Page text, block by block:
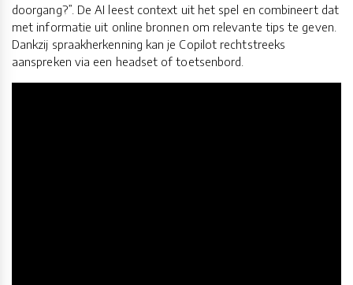
doorgang?”. De AI leest context uit het spel en combineert dat
met informatie uit online bronnen om relevante tips te geven.
Dankzij spraakherkenning kan je Copilot rechtstreeks
aanspreken via een headset of toetsenbord.